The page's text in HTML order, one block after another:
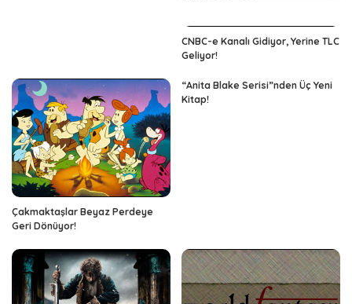
CNBC-e Kanalı Gidiyor, Yerine TLC
Geliyor!
Çakmaktaşlar Beyaz Perdeye
Geri Dönüyor!
“Anita Blake Serisi”nden Üç Yeni
Kitap!